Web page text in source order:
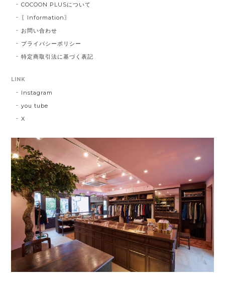
COCOON PLUSについて
〖Information〗
お問い合わせ
プライバシーポリシー
特定商取引法に基づく表記
LINK
Instagram
you tube
X